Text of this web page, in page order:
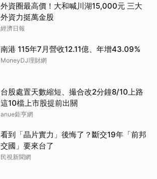
外資圈最高價！大和喊川湖15,000元 三大
外資力挺萬金股
經濟日報
南港 115年7月營收12.11億、年增43.09%
MoneyDJ理財網
台股處置天數縮短、撮合改2分鐘8/10上路
這10檔上市股提前出關
anue鉅亨網
看到「晶片實力」後悔了？斷交19年「前邦
交國」要來台了
民視新聞網